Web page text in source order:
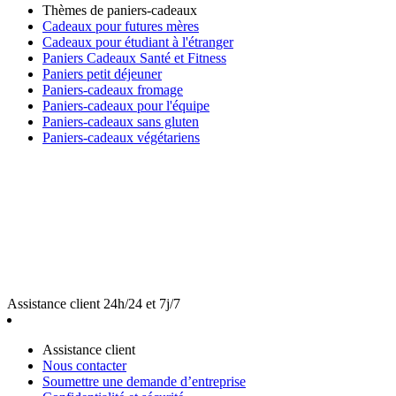
Thèmes de paniers-cadeaux
Cadeaux pour futures mères
Cadeaux pour étudiant à l'étranger
Paniers Cadeaux Santé et Fitness
Paniers petit déjeuner
Paniers-cadeaux fromage
Paniers-cadeaux pour l'équipe
Paniers-cadeaux sans gluten
Paniers-cadeaux végétariens
Assistance client 24h/24 et 7j/7
Assistance client
Nous contacter
Soumettre une demande d’entreprise